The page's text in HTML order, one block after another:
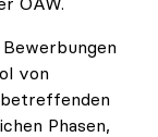
von
Phasen,